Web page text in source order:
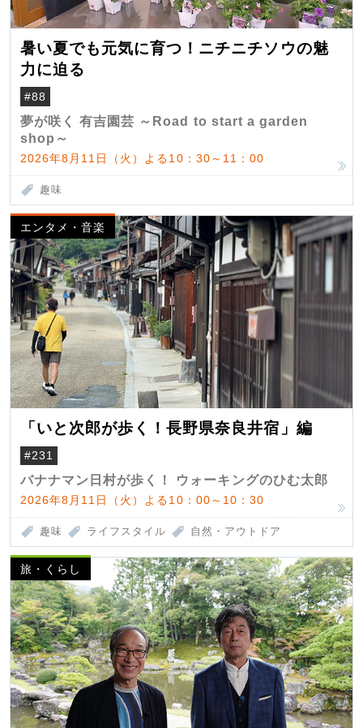
暑い夏でも元気に育つ！ニチニチソウの魅
力に迫る
#88
夢が咲く 有吉園芸 ～Road to start a garden
shop～
2026年8月11日（火）よる10：30～11：00
趣味
エンタメ・音楽
「いと次郎が歩く！長野県奈良井宿」編
#231
バナナマン日村が歩く！ ウォーキングのひむ太郎
2026年8月11日（火）よる10：00～10：30
趣味 ライフスタイル 自然・アウトドア
旅・くらし